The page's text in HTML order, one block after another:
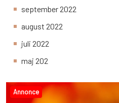
Annonce
september 2022
august 2022
juli 2022
maj 202